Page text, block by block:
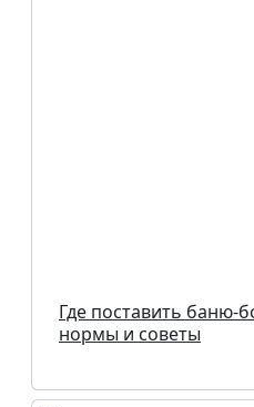
Где поставить баню-
нормы и советы